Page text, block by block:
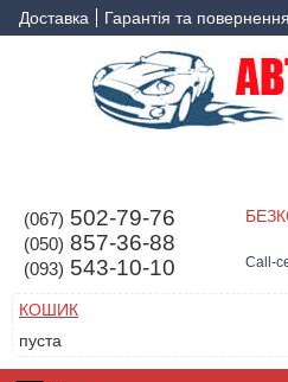
Доставка Гарантія та повернення
(067) 502-79-76
(050) 857-36-88
(093) 543-10-10 Call-
КОШИК
пуста